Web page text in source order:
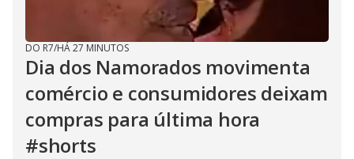
DO R7/HÁ 27 MINUTOS
Dia dos Namorados movimenta
comércio e consumidores deixam
compras para última hora
#shorts